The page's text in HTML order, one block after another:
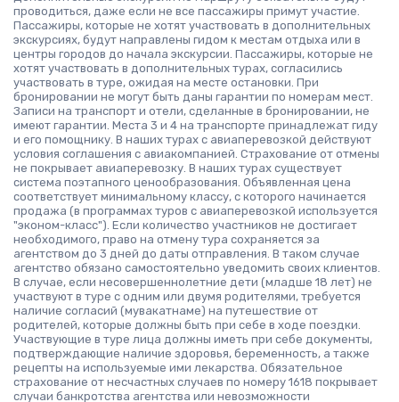
проводиться, даже если не все пассажиры примут участие.
Пассажиры, которые не хотят участвовать в дополнительных
экскурсиях, будут направлены гидом к местам отдыха или в
центры городов до начала экскурсии. Пассажиры, которые не
хотят участвовать в дополнительных турах, согласились
участвовать в туре, ожидая на месте остановки. При
бронировании не могут быть даны гарантии по номерам мест.
Записи на транспорт и отели, сделанные в бронировании, не
имеют гарантии. Места 3 и 4 на транспорте принадлежат гиду
и его помощнику. В наших турах с авиаперевозкой действуют
условия соглашения с авиакомпанией. Страхование от отмены
не покрывает авиаперевозку. В наших турах существует
система поэтапного ценообразования. Объявленная цена
соответствует минимальному классу, с которого начинается
продажа (в программах туров с авиаперевозкой используется
"эконом-класс"). Если количество участников не достигает
необходимого, право на отмену тура сохраняется за
агентством до 3 дней до даты отправления. В таком случае
агентство обязано самостоятельно уведомить своих клиентов.
В случае, если несовершеннолетние дети (младше 18 лет) не
участвуют в туре с одним или двумя родителями, требуется
наличие согласий (мувакатнаме) на путешествие от
родителей, которые должны быть при себе в ходе поездки.
Участвующие в туре лица должны иметь при себе документы,
подтверждающие наличие здоровья, беременность, а также
рецепты на используемые ими лекарства. Обязательное
страхование от несчастных случаев по номеру 1618 покрывает
случаи банкротства агентства или невозможности